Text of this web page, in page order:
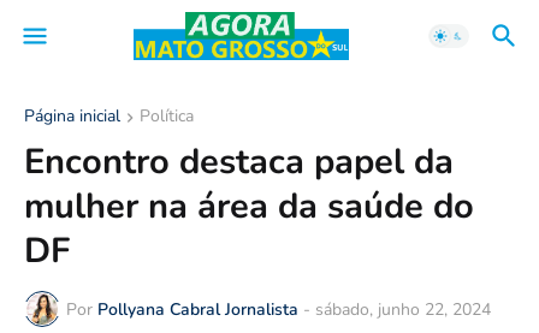
Página inicial Política
Encontro destaca papel da
mulher na área da saúde do
DF
Por Pollyana Cabral Jornalista - sábado, junho 22, 2024